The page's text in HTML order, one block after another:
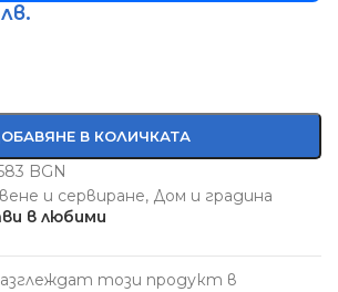
В КОЛИЧКАТА
BGN
и сервиране, Дом и градина
в любими
този продукт в